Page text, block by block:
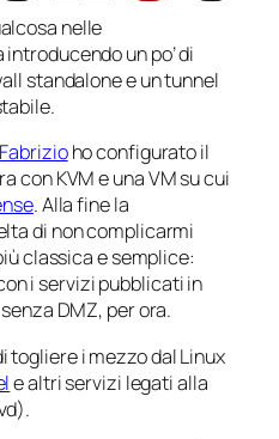
nelle
un po’ di
standalone e un tunnel
ho configurato il
con KVM e una VM su cui
. Alla fine la
di non complicarmi
classica e semplice:
i servizi pubblicati in
DMZ, per ora.
togliere i mezzo dal Linux
e altri servizi legati alla